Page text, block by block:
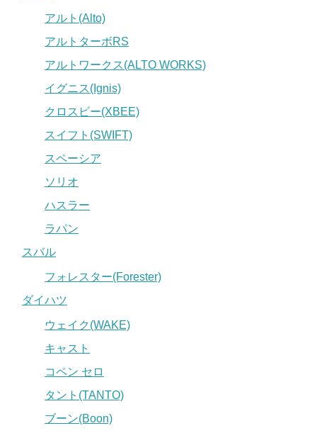
アルト(Alto)
アルトターボRS
アルトワークス(ALTO WORKS)
イグニス(Ignis)
クロスビー(XBEE)
スイフト(SWIFT)
スペーシア
ソリオ
ハスラー
ラパン
スバル
フォレスター(Forester)
ダイハツ
ウェイク(WAKE)
キャスト
コペン セロ
タント(TANTO)
ブーン(Boon)